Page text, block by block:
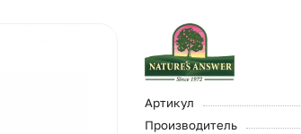
Артикул
Производитель